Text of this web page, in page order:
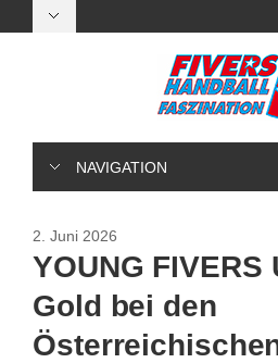
NAVIGATION
2. Juni 2026
YOUNG FIVERS
Gold bei den